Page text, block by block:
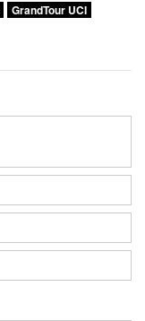
GrandTour UCI